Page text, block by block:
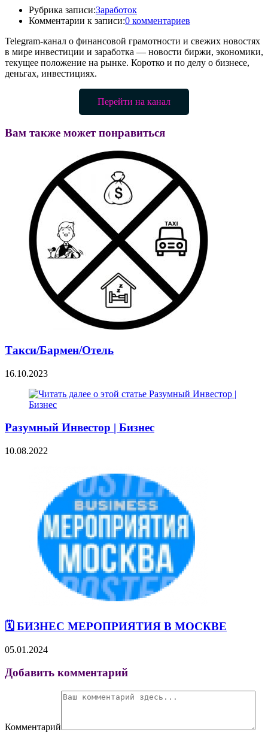
Рубрика записи:Заработок
Комментарии к записи:0 комментариев
Telegram-канал о финансовой грамотности и свежих новостях
в мире инвестиции и заработка — новости биржи, экономики,
текущее положение на рынке. Коротко и по делу о бизнесе,
деньгах, инвестициях.
Перейти на канал
Вам также может понравиться
Такси/Бармен/Отель
16.10.2023
Разумный Инвестор | Бизнес
10.08.2022
🗓 БИЗНЕС МЕРОПРИЯТИЯ В МОСКВЕ
05.01.2024
Добавить комментарий
Комментарий